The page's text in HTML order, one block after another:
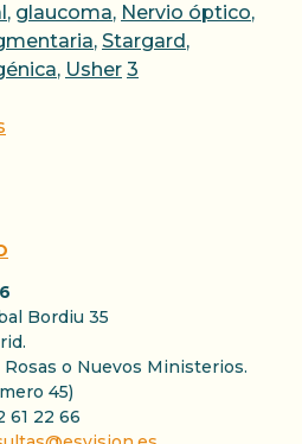
, glaucoma, Nervio óptico,
, Stargard ,
, Usher 3
Bordiu 35
o Nuevos Ministerios.
45)
61 22 66